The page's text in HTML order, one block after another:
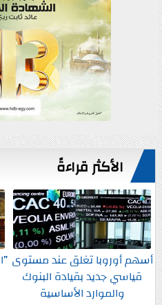
الأكثر قراءةً
أسهم أوروبا تغلق عند مستوى
قياسي جديد بقيادة البنوك
والموارد الأساسية